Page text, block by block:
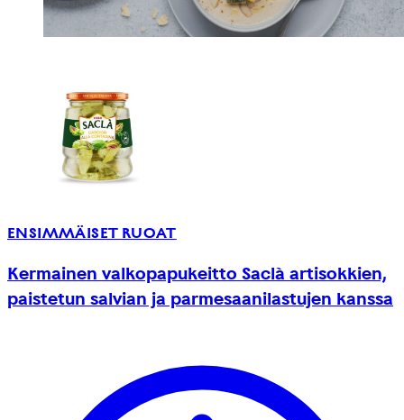
ENSIMMÄISET RUOAT
Kermainen valkopapukeitto Saclà artisokkien,
paistetun salvian ja parmesaanilastujen kanssa